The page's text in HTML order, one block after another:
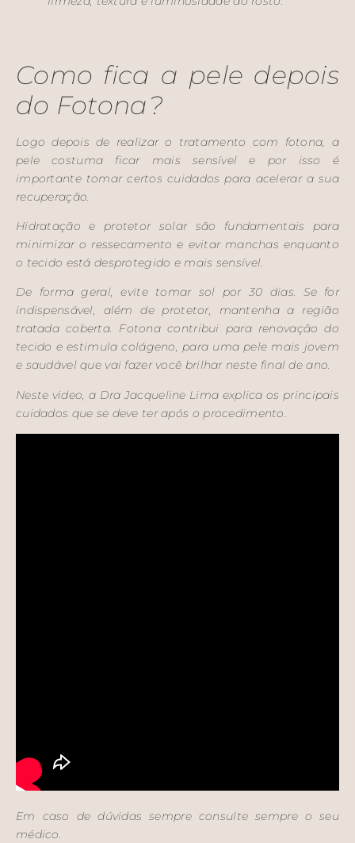
Como fica a pele depois
do Fotona?
Logo depois de realizar o tratamento com fotona, a
pele costuma ficar mais sensível e por isso é
importante tomar certos cuidados para acelerar a sua
recuperação.
Hidratação e protetor solar são fundamentais para
minimizar o ressecamento e evitar manchas enquanto
o tecido está desprotegido e mais sensível.
De forma geral, evite tomar sol por 30 dias. Se for
indispensável, além de protetor, mantenha a região
tratada coberta. Fotona contribui para renovação do
tecido e estimula colágeno, para uma pele mais jovem
e saudável que vai fazer você brilhar neste final de ano.
Neste video, a Dra Jacqueline Lima explica os principais
cuidados que se deve ter após o procedimento.
Em caso de dúvidas sempre consulte sempre o seu
médico.